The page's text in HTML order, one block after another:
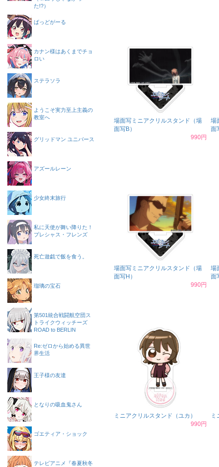
場面写ミニアクリルスタンド（場
面写B）
990円
場
面
場面写ミニアクリルスタンド（場
面写H）
990円
場
面
ミニアクリルスタンド（ユカ）
990円
ミ
た!?）
ばっどがーる
カナン様はあくまでチョ
ロい
ステラソラ
ようこそ実力至上主義の
教室へ
グリッドマン ユニバース
アズールレーン
少女終末旅行
私に天使が舞い降りた！
プレシャス・フレンズ
死亡遊戯で飯を食う。
瑠璃の宝石
第501統合戦闘航空団ス
トライクウィッチーズ
ROAD to BERLIN
Re:ゼロから始める異世
界生活
王子様の友達
となりの吸血鬼さん
ゴエティア・ショック
テレビアニメ『春夏秋冬